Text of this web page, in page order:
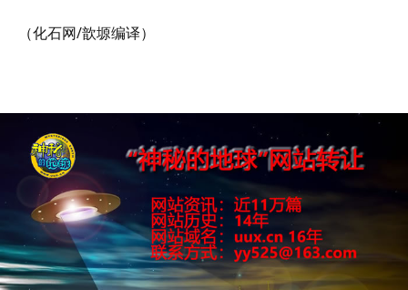
（化石网/歆塬编译）